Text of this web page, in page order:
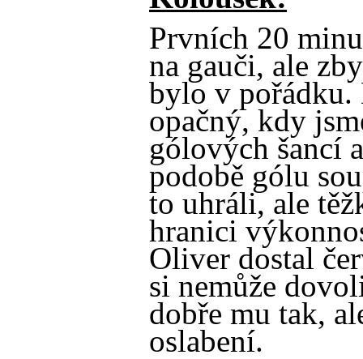
Prvních 20
na gauči, ale
bylo v pořádku.
opačný, kdy
gólových šancí
podobě gólu
to uhráli, ale
hranici
Oliver dostal
si nemůže
dobře mu tak,
oslabení.